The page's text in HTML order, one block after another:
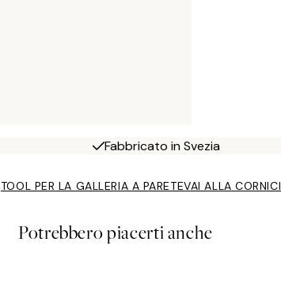
Fabbricato in Svezia
TOOL PER LA GALLERIA A PARETEVAI ALLA CORNICI
Potrebbero piacerti anche